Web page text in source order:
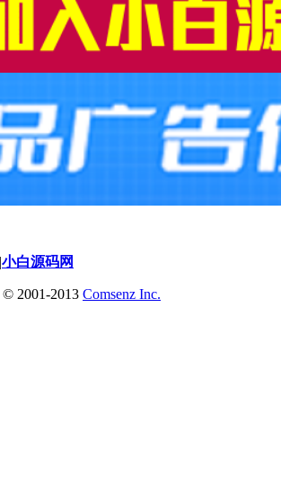
小白源码网
© 2001-2013 Comsenz Inc.